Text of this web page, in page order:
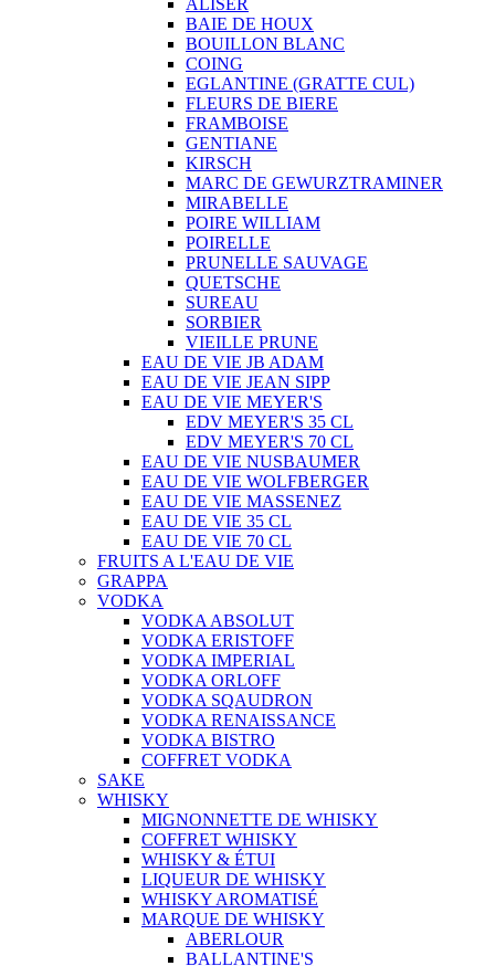
BAIE DE HOUX
BOUILLON BLANC
COING
EGLANTINE (GRATTE CUL)
FLEURS DE BIERE
FRAMBOISE
GENTIANE
KIRSCH
MARC DE GEWURZTRAMINER
MIRABELLE
POIRE WILLIAM
POIRELLE
PRUNELLE SAUVAGE
QUETSCHE
SUREAU
SORBIER
VIEILLE PRUNE
EAU DE VIE JB ADAM
EAU DE VIE JEAN SIPP
EAU DE VIE MEYER'S
EDV MEYER'S 35 CL
EDV MEYER'S 70 CL
EAU DE VIE NUSBAUMER
EAU DE VIE WOLFBERGER
EAU DE VIE MASSENEZ
EAU DE VIE 35 CL
EAU DE VIE 70 CL
FRUITS A L'EAU DE VIE
GRAPPA
VODKA
VODKA ABSOLUT
VODKA ERISTOFF
VODKA IMPERIAL
VODKA ORLOFF
VODKA SQAUDRON
VODKA RENAISSANCE
VODKA BISTRO
COFFRET VODKA
SAKE
WHISKY
MIGNONNETTE DE WHISKY
COFFRET WHISKY
WHISKY & ÉTUI
LIQUEUR DE WHISKY
WHISKY AROMATISÉ
MARQUE DE WHISKY
ABERLOUR
BALLANTINE'S